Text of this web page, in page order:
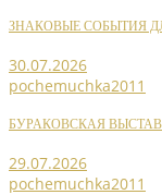
ЗНАКОВЫЕ СОБЫТИЯ
30.07.2026
pochemuchka2011
БУРАКОВСКАЯ
29.07.2026
pochemuchka2011